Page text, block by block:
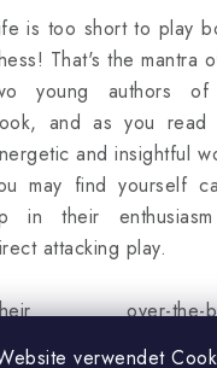
verwendet
is too short to play
That's the mantra
young authors of
and as you read
and insightful
may find yourself
in their
attacking play.
over-the-
successes are not